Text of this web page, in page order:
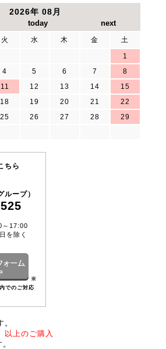
2026年 08月
火 水 木 金
土
1
4 5 6 7
8
11 12 13 14
15
18 19 20 21
22
25 26 27 28
29
ちら
ループ）
～17:00
を除く
※
でのご対応
以上のご購入